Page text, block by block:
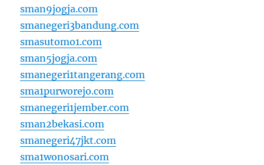
sman9jogja.com
smanegeri3bandung.com
smasutomo1.com
sman5jogja.com
smanegeri1tangerang.com
sma1purworejo.com
smanegeri1jember.com
sman2bekasi.com
smanegeri47jkt.com
sma1wonosari.com